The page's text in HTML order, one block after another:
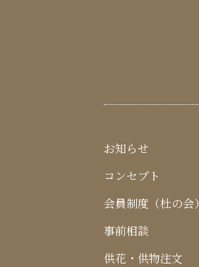
お知らせ
コンセプト
会員制度（杜の会）
事前相談
供花・供物注文